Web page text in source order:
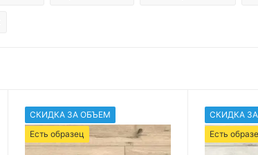
СКИДКА ЗА ОБЪЕМ
Есть образец
СКИДКА
Есть